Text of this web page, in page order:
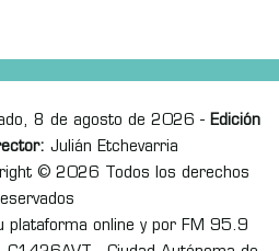
8 de agosto de 2026 - Edición
Julián Etchevarria
© 2026 Todos los derechos
plataforma online y por FM 95.9